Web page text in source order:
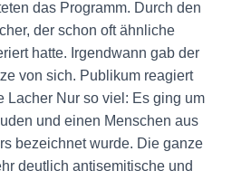
das Programm. Durch den
der schon oft ähnliche
hatte. Irgendwann gab der
von sich. Publikum reagiert
Lacher Nur so viel: Es ging um
und einen Menschen aus
bezeichnet wurde. Die ganze
deutlich antisemitische und